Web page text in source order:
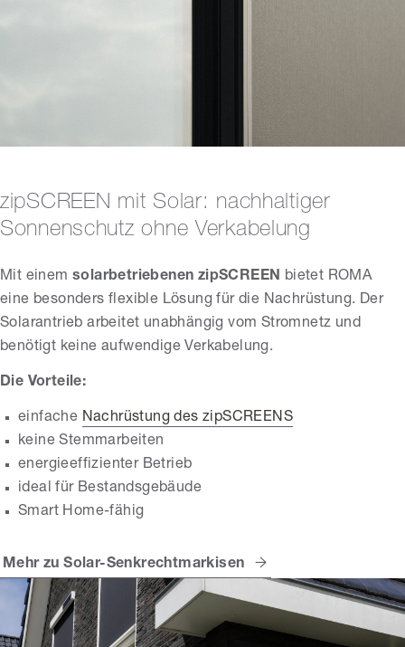
zipSCREEN mit Solar: nachhaltiger
Sonnenschutz ohne Verkabelung
Mit einem solarbetriebenen zipSCREEN bietet ROMA
eine besonders flexible Lösung für die Nachrüstung. Der
Solarantrieb arbeitet unabhängig vom Stromnetz und
benötigt keine aufwendige Verkabelung.
Die Vorteile:
einfache Nachrüstung des zipSCREENS
keine Stemmarbeiten
energieeffizienter Betrieb
ideal für Bestandsgebäude
Smart Home-fähig
Mehr zu Solar-Senkrechtmarkisen